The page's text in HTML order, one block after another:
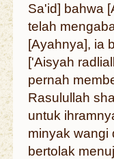
Sa'id] bahwa
telah
[Ayahnya], ia
['Aisyah
pernah
Rasulullah
untuk
minyak wangi
bertolak